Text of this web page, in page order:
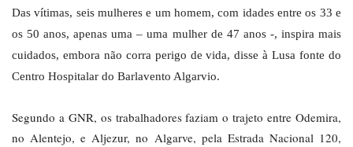
Das vítimas, seis mulheres e um homem, com idades entre os 33 e
os 50 anos, apenas uma – uma mulher de 47 anos -, inspira mais
cuidados, embora não corra perigo de vida, disse à Lusa fonte do
Centro Hospitalar do Barlavento Algarvio.
Segundo a GNR, os trabalhadores faziam o trajeto entre Odemira,
no Alentejo, e Aljezur, no Algarve, pela Estrada Nacional 120,